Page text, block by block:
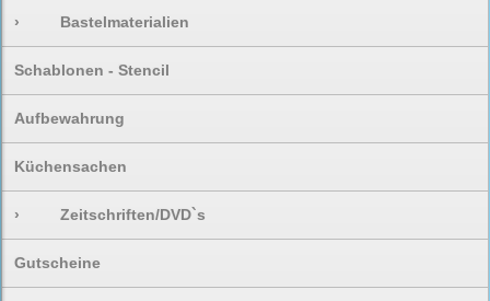
› Bastelmaterialien
Schablonen - Stencil
Aufbewahrung
Küchensachen
› Zeitschriften/DVD`s
Gutscheine